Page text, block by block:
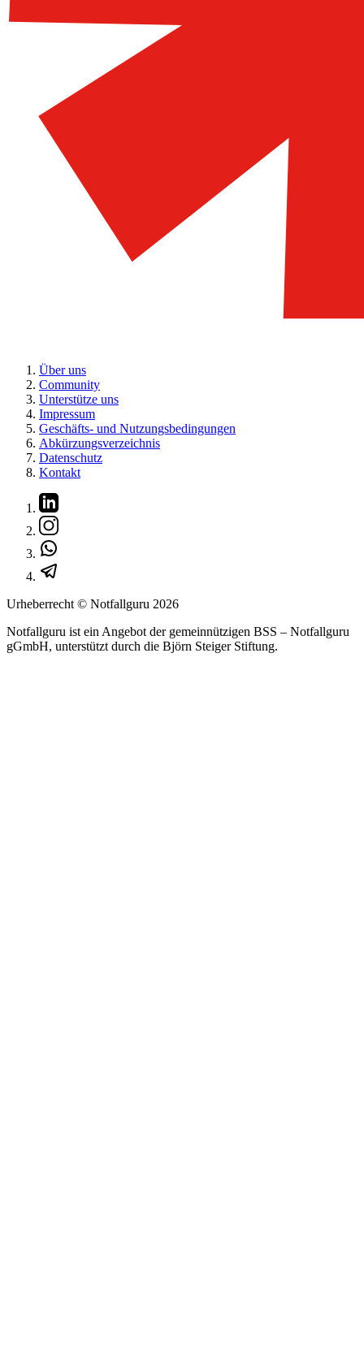
Über uns
Community
Unterstütze uns
Impressum
Geschäfts- und Nutzungsbedingungen
Abkürzungsverzeichnis
Datenschutz
Kontakt
Urheberrecht © Notfallguru 2026
Notfallguru ist ein Angebot der gemeinnützigen BSS – Notfallguru
gGmbH, unterstützt durch die Björn Steiger Stiftung.